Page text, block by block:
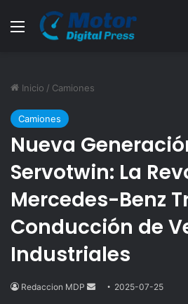
Menú
Inicio / Camiones
Camiones
Nueva
Servotwin: La
Mercedes-Benz
Conducción de
Industriales
Redaccion MDP
Send2025-07-25